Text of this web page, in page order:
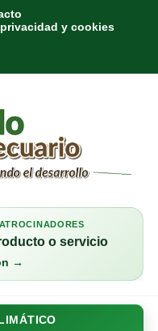
y cookies
o servicio
→